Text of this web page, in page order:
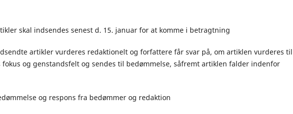
senest d. 15. januar for at komme i betragtning
artikler vurderes redaktionelt og forfattere får svar på, om artiklen vurderes
og genstandsfelt og sendes til bedømmelse, såfremt artiklen falder indenfor
og respons fra bedømmer og redaktion